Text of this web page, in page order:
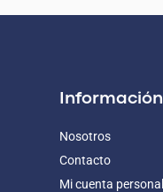
Información
Nosotros
Contacto
Mi cuenta personal